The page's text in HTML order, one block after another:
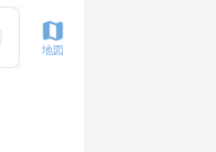
地図